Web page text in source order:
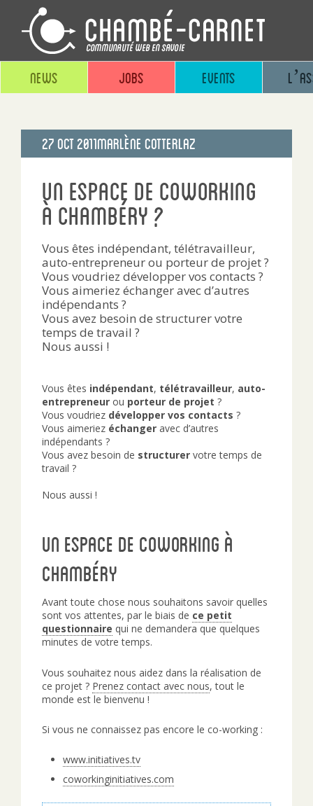
News Jobs Events
Publié
27 Oct 2011Marlène Cotterlaz
Un espace de coworking
à Chambéry ?
Vous êtes indépendant, télétravailleur,
auto-entrepreneur ou porteur de projet ?
Vous voudriez développer vos contacts ?
Vous aimeriez échanger avec d’autres
indépendants ?
Vous avez besoin de structurer votre
temps de travail ?
Nous aussi !
Vous êtes indépendant, télétravailleur, auto-
entrepreneur ou porteur de projet ?
Vous voudriez développer vos contacts ?
Vous aimeriez échanger avec d’autres
indépendants ?
Vous avez besoin de structurer votre temps de
travail ?
Nous aussi !
Un espace de coworking à
Chambéry
Avant toute chose nous souhaitons savoir quelles
sont vos attentes, par le biais de ce petit
questionnaire qui ne demandera que quelques
minutes de votre temps.
Vous souhaitez nous aidez dans la réalisation de
ce projet ? Prenez contact avec nous, tout le
monde est le bienvenu !
Si vous ne connaissez pas encore le co-working :
www.initiatives.tv
coworkinginitiatives.com